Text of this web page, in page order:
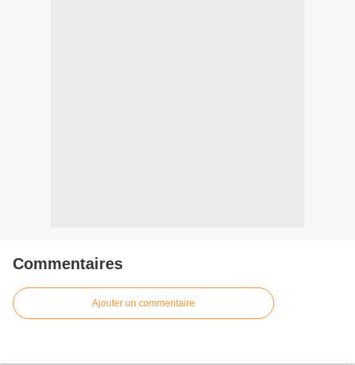
Commentaires
Ajouter un commentaire